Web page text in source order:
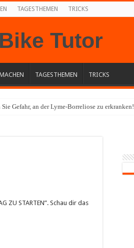
TAGESTHEMEN TRICKS
TAGESTHEMEN TRICKS
Gefahr, an der Lyme-Borreliose zu erkranken!
ZU STARTEN”. Schau dir das